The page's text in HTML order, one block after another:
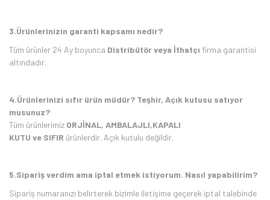
3.Ürünlerinizin garanti kapsamı nedir?
Tüm ürünler 24 Ay boyunca Distribütör veya İthatçı firma garantisi
altındadır.
4.Ürünlerinizi sıfır ürün müdür? Teşhir, Açık kutusu satıyor
musunuz?
Tüm ürünlerimiz ORJİNAL, AMBALAJLI,KAPALI
KUTU ve SIFIR ürünlerdir. Açık kutulu değildir.
5.Sipariş verdim ama iptal etmek istiyorum. Nasıl yapabilirim?
Sipariş numaranızı belirterek bizimle iletişime geçerek iptal talebinde